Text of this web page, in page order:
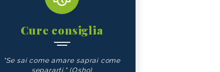
Cure consiglia
"Se sai come amare saprai come
separarti." (Osho)